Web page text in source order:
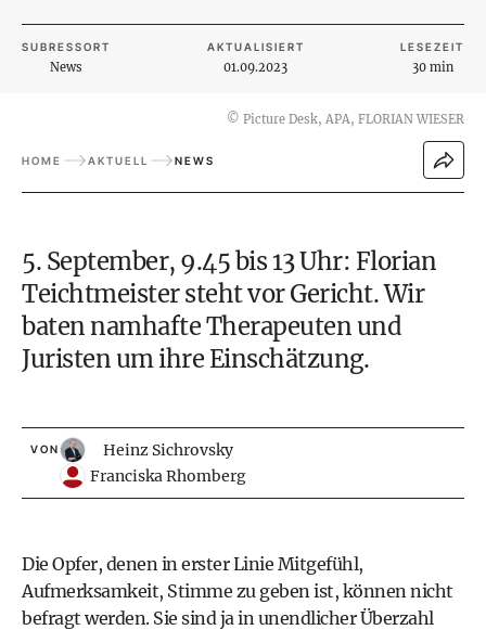
SUBRESSORT
News
AKTUALISIERT
01.09.2023
LESEZEIT
30 min
© Picture Desk, APA, FLORIAN WIESER
HOME AKTUELL NEWS
5. September, 9.45 bis 13 Uhr: Florian
Teichtmeistersteht vor Gericht. Wir
baten namhafte Therapeuten und
Juristen um ihre Einschätzung.
VON
Heinz Sichrovsky
Franciska Rhomberg
Die Opfer, denen in erster Linie Mitgefühl,
Aufmerksamkeit, Stimme zu geben ist, können nicht
befragt werden. Sie sind ja in unendlicher Überzahl